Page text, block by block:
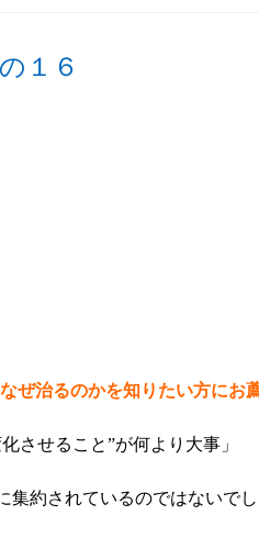
なぜ治るのかを知りたい方にお
させること”が何より大事」
集約されているのではないでし